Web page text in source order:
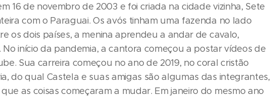
16 de novembro de 2003 e foi criada na cidade vizinha, Sete
com o Paraguai. Os avós tinham uma fazenda no lado
os dois países, a menina aprendeu a andar de cavalo,
No início da pandemia, a cantora começou a postar vídeos de
Sua carreira começou no ano de 2019, no coral cristão
do qual Castela e suas amigas são algumas das integrantes,
que as coisas começaram a mudar. Em janeiro do mesmo ano